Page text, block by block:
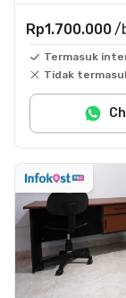
Rp1.700.000 /
Termasuk
Tidak